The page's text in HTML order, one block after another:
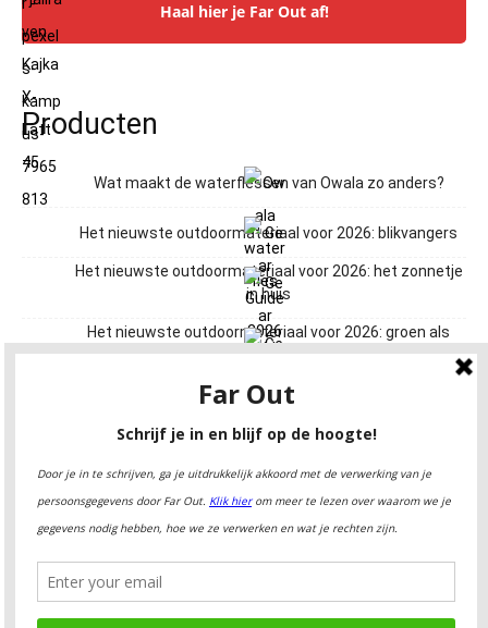
Haal hier je Far Out af!
Producten
Wat maakt de waterflessen van Owala zo anders?
Het nieuwste outdoormateriaal voor 2026: blikvangers
Het nieuwste outdoormateriaal voor 2026: het zonnetje
in huis
Het nieuwste outdoormateriaal voor 2026: groen als
gras
Het nieuwste outdoormateriaal voor 2026: een met de
voorzien
Het nieuwste outdoormateriaal voor 2026: roze wangen
Het nieuwste outdoormateriaal voor 2026: trekkingklaar